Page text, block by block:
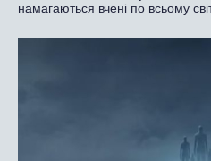
намагаються вчені по всьому